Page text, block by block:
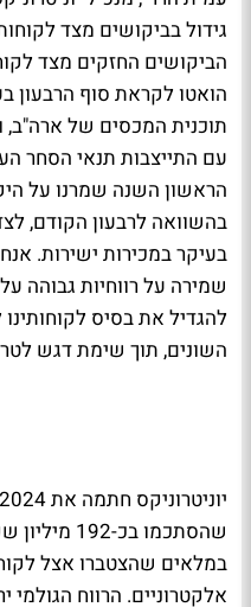
גידול בביקושים מצד
הביקושים החזקים מצד
הואטו לקראת סוף הרבעון
תוכנית המכסים של ארה"ב,
עם התייצבות תנאי הסחר
הראשון השנה שמרנו על
בהשוואה לרבעון הקודם,
בעיקר במכירות ישירות.
שמירה על רווחיות גבוהה
להגדיל את בסיס
השונים, תוך שימת דגש
שהסתכמו
במלאים שהצטברו אצל
אלקטרוניים. הרווח